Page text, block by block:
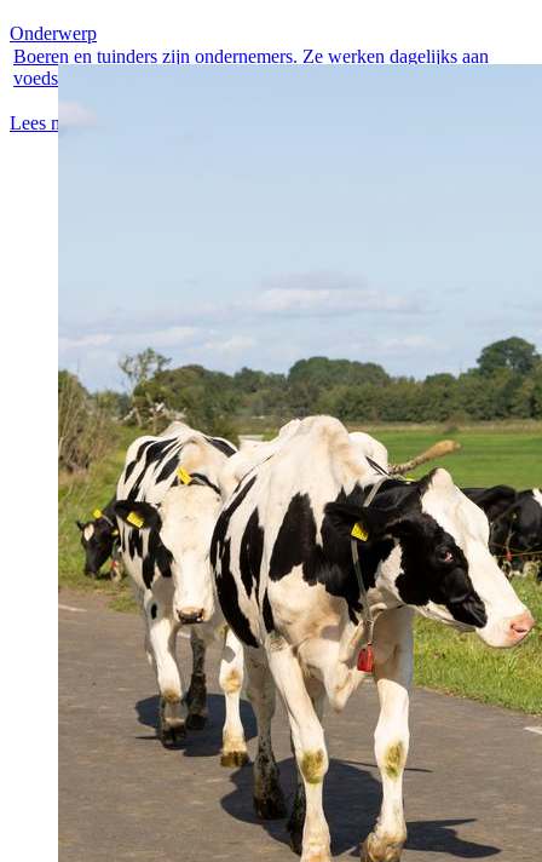
Boeren en tuinders zijn ondernemers. Ze werken dagelijks aan
voedsel, groen...
Lees meer
Onderwerp